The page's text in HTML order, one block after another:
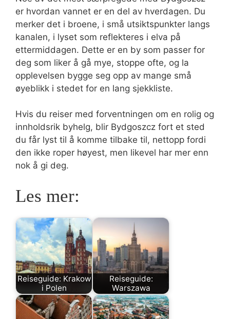
er hvordan vannet er en del av hverdagen. Du
merker det i broene, i små utsiktspunkter langs
kanalen, i lyset som reflekteres i elva på
ettermiddagen. Dette er en by som passer for
deg som liker å gå mye, stoppe ofte, og la
opplevelsen bygge seg opp av mange små
øyeblikk i stedet for en lang sjekkliste.
Hvis du reiser med forventningen om en rolig og
innholdsrik byhelg, blir Bydgoszcz fort et sted
du får lyst til å komme tilbake til, nettopp fordi
den ikke roper høyest, men likevel har mer enn
nok å gi deg.
Les mer:
Reiseguide: Krakow
i Polen
Reiseguide:
Warszawa